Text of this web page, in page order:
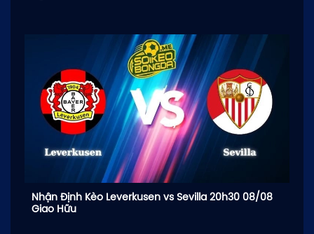
Nhận Định Kèo Leverkusen vs Sevilla 20h30 08/08
Giao Hữu